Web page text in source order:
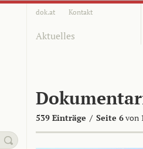
dok.at Kontakt
Aktuelles
539 Einträge / Seite 6von